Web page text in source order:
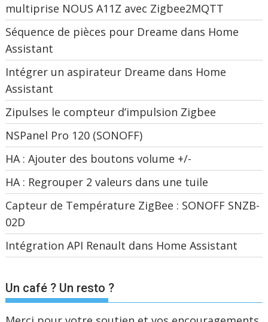
multiprise NOUS A11Z avec Zigbee2MQTT
Séquence de pièces pour Dreame dans Home
Assistant
Intégrer un aspirateur Dreame dans Home
Assistant
Zipulses le compteur d’impulsion Zigbee
NSPanel Pro 120 (SONOFF)
HA : Ajouter des boutons volume +/-
HA : Regrouper 2 valeurs dans une tuile
Capteur de Température ZigBee : SONOFF SNZB-
02D
Intégration API Renault dans Home Assistant
Un café ? Un resto ?